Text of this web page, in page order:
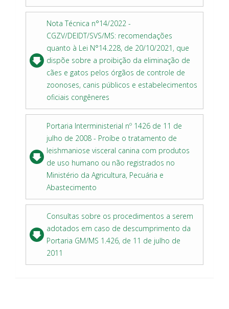
Nota Técnica n°14/2022 -
CGZV/DEIDT/SVS/MS: recomendações
quanto à Lei N°14.228, de 20/10/2021, que
dispõe sobre a proibição da eliminação de
cães e gatos pelos órgãos de controle de
zoonoses, canis públicos e estabelecimentos
oficiais congêneres
Portaria Interministerial nº 1426 de 11 de
julho de 2008 - Proíbe o tratamento de
leishmaniose visceral canina com produtos
de uso humano ou não registrados no
Ministério da Agricultura, Pecuária e
Abastecimento
Consultas sobre os procedimentos a serem
adotados em caso de descumprimento da
Portaria GM/MS 1.426, de 11 de julho de
2011